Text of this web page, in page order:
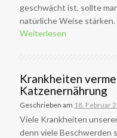
geschwächt ist, sollte
natürliche Weise
Weiterlesen
Krankheiten
Katzenernährung
Geschrieben am 18. Februar
Viele Krankheiten
denn viele Beschwerden